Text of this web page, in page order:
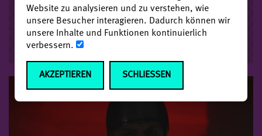
Website zu analysieren und zu verstehen, wie
unsere Besucher interagieren. Dadurch können wir
unsere Inhalte und Funktionen kontinuierlich
verbessern.
AKZEPTIEREN SCHLIESSEN